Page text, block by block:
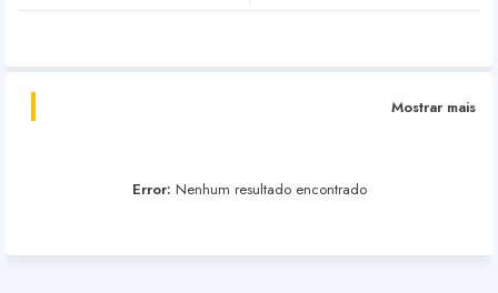
Mostrar mais
Error: Nenhum resultado encontrado